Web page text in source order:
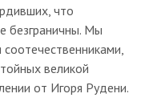
что
безграничны. Мы
великой
от Игоря Рудени.